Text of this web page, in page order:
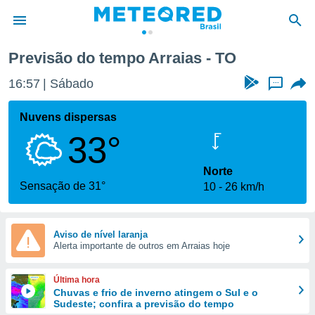
da
fornecidas
a este
das
e
forma
digital
Previsão do tempo Arraias - TO
16:57 Sábado ...
Nuvens dispersas
33°
Sensação de 31°
Norte
10
26 km/h
Aviso de nível laranja
Alerta importante de outros em Arraias hoje
Última hora
Chuvas e frio de inverno atingem o Sul e o
Sudeste; confira a previsão do tempo